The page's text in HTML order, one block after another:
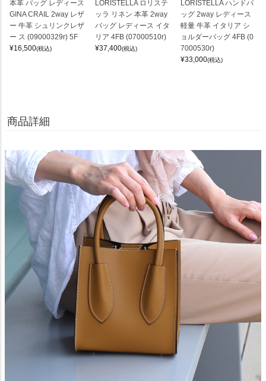
本革 バッグ レディース
GINA CRAIL 2way レザ
ー 牛革 シュリンクレザ
ー ス (09000329r) 5F
¥16,500(税込)
LORISTELLA ロリステ
ッラ リネン 本革 2way
バッグ レディース イタ
リア 4FB (07000510r)
¥37,400(税込)
LORISTELLA ハンドバ
ッグ 2way レディース
軽量 牛革 イタリア シ
ョルダーバッグ 4FB (0
7000530r)
¥33,000(税込)
商品詳細